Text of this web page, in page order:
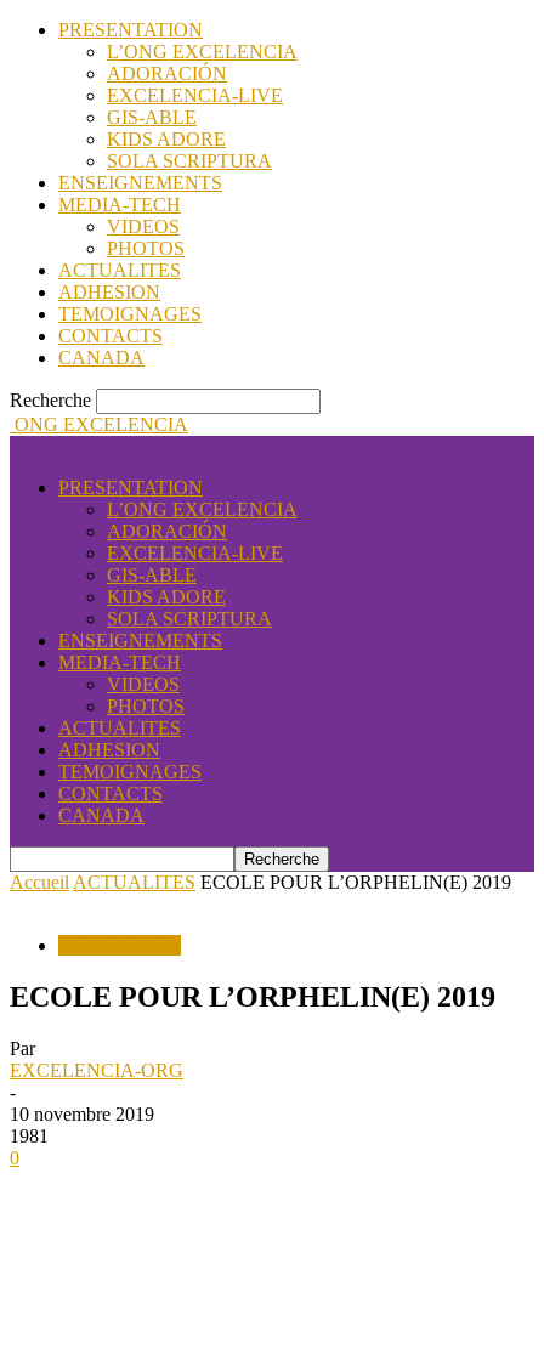
PRESENTATION
L’ONG EXCELENCIA
ADORACIÓN
EXCELENCIA-LIVE
GIS-ABLE
KIDS ADORE
SOLA SCRIPTURA
ENSEIGNEMENTS
MEDIA-TECH
VIDEOS
PHOTOS
ACTUALITES
ADHESION
TEMOIGNAGES
CONTACTS
CANADA
Recherche
ONG EXCELENCIA
PRESENTATION
L’ONG EXCELENCIA
ADORACIÓN
EXCELENCIA-LIVE
GIS-ABLE
KIDS ADORE
SOLA SCRIPTURA
ENSEIGNEMENTS
MEDIA-TECH
VIDEOS
PHOTOS
ACTUALITES
ADHESION
TEMOIGNAGES
CONTACTS
CANADA
Accueil ACTUALITES ECOLE POUR L’ORPHELIN(E) 2019
ECOLE POUR L’ORPHELIN(E) 2019
Par
EXCELENCIA-ORG
-
10 novembre 2019
1981
0